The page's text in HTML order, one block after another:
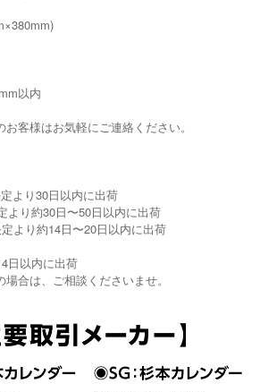
以内
客様はお気軽にご連絡ください。
より30日以内に出荷
より約30日〜50日以内に出荷
より約14日〜20日以内に出荷
日以内に出荷
合は、ご相談くださいませ。